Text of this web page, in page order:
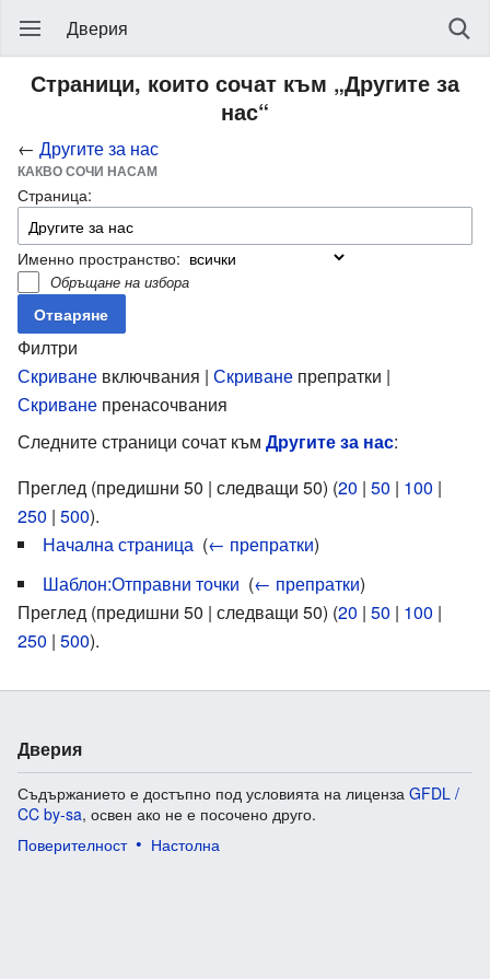
Дверия
Страници, които сочат към „Другите за
нас“
← Другите за нас
КАКВО СОЧИ НАСАМ
Страница:
Именно пространство:
Обръщане на избора
Филтри
Скриване включвания | Скриване препратки |
Скриване пренасочвания
Следните страници сочат към Другите за нас:
Преглед (предишни 50 | следващи 50) (20 | 50 | 100 |
250 | 500).
Начална страница (← препратки)
Шаблон:Отправни точки (← препратки)
Преглед (предишни 50 | следващи 50) (20 | 50 | 100 |
250 | 500).
Дверия
Съдържанието е достъпно под условията на лиценза GFDL /
CC by-sa, освен ако не е посочено друго.
Поверителност
Настолна